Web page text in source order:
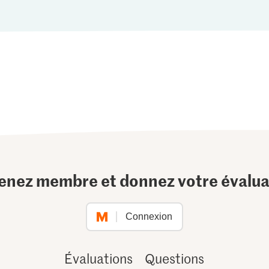
membre et donnez votre
Connexion
Évaluations Questions